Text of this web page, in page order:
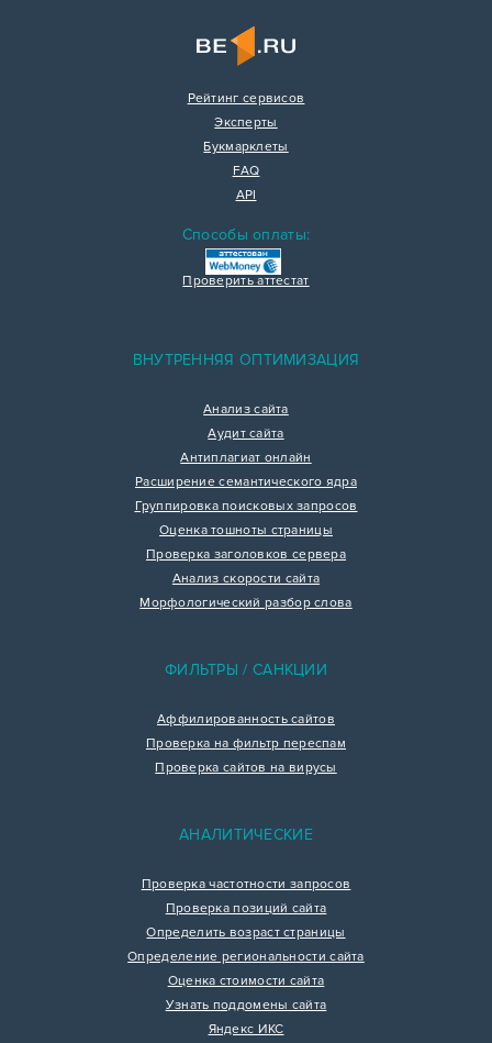
Рейтинг сервисов
Эксперты
Букмарклеты
FAQ
API
Способы оплаты:
Проверить аттестат
ВНУТРЕННЯЯ ОПТИМИЗАЦИЯ
Анализ сайта
Аудит сайта
Антиплагиат онлайн
Расширение семантического ядра
Группировка поисковых запросов
Оценка тошноты страницы
Проверка заголовков сервера
Анализ скорости сайта
Морфологический разбор слова
ФИЛЬТРЫ / САНКЦИИ
Аффилированность сайтов
Проверка на фильтр переспам
Проверка сайтов на вирусы
АНАЛИТИЧЕСКИЕ
Проверка частотности запросов
Проверка позиций сайта
Определить возраст страницы
Определение региональности сайта
Оценка стоимости сайта
Узнать поддомены сайта
Яндекс ИКС